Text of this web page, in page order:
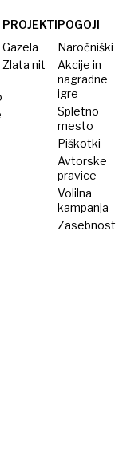
PROJEKTI
Gazela
Zlata nit
POGOJI
Naročniški
Akcije in
nagradne
igre
Spletno
mesto
Piškotki
Avtorske
pravice
Volilna
kampanja
Zasebnost